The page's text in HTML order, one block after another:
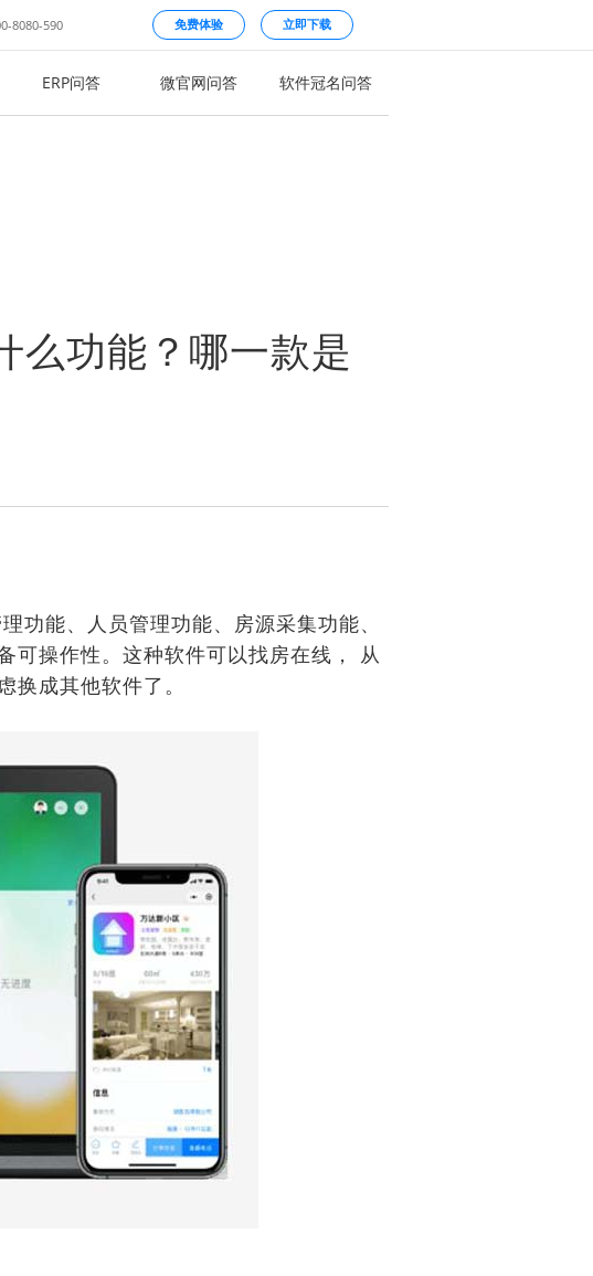
8080-590 免费体验 立即下载
ERP问答 微官网问答 软件冠名问答
么功能？哪一款是
功能、人员管理功能、房源采集功能、
可操作性。这种软件可以找房在线， 从
成其他软件了。